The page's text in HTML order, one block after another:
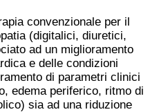
convenzionale per il
(digitalici, diuretici,
ad un miglioramento
e delle condizioni
di parametri clinici
edema periferico, ritmo di
sia ad una riduzione